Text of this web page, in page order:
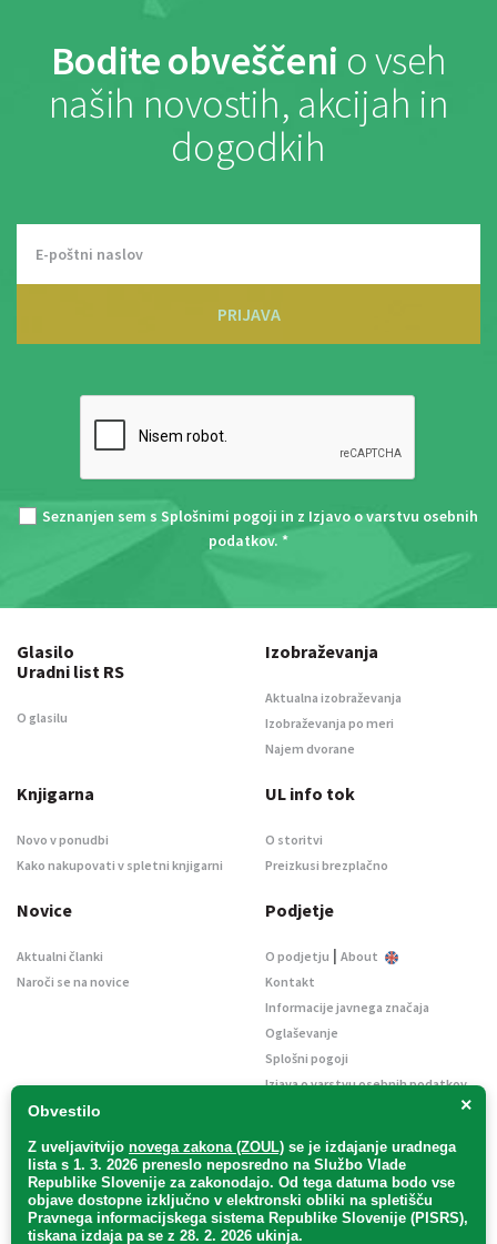
Bodite obveščeni o vseh
naših novostih, akcijah in
dogodkih
PRIJAVA
Seznanjen sem s Splošnimi pogoji in z Izjavo o varstvu osebnih
podatkov. *
×
Obvestilo
Z uveljavitvijo novega zakona (ZOUL) se je izdajanje uradnega
lista s 1. 3. 2026 preneslo neposredno na Službo Vlade
Republike Slovenije za zakonodajo. Od tega datuma bodo vse
objave dostopne izključno v elektronski obliki na spletišču
Pravnega informacijskega sistema Republike Slovenije (PISRS),
tiskana izdaja pa se z 28. 2. 2026 ukinja.
Glasilo
Uradni list RS
O glasilu
Izobraževanja
Aktualna izobraževanja
Izobraževanja po meri
Najem dvorane
Knjigarna
Novo v ponudbi
Kako nakupovati v spletni knjigarni
UL info tok
O storitvi
Preizkusi brezplačno
Novice
Aktualni članki
Naroči se na novice
Podjetje
O podjetju | About
Kontakt
Informacije javnega značaja
Oglaševanje
Splošni pogoji
Izjava o varstvu osebnih podatkov
Uradni list d. o. o. – v likvidaciji / Vse pravice pridržane.